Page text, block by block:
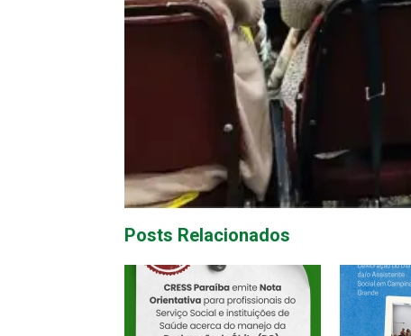
Posts Relacionados